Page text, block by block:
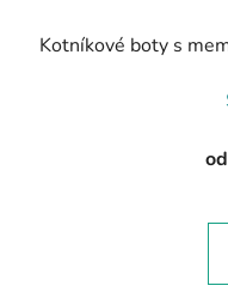
Kotníkové boty s
od